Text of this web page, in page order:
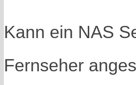
Kann ein NAS
Fernseher